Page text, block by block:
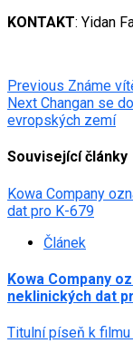
KONTAKT: Yidan
Post
navigation
Previous Známe
Next Changan se
evropských zemí
Související články
Kowa Company
dat pro K-679
Článek
Kowa Company
neklinických dat
Titulní píseň k